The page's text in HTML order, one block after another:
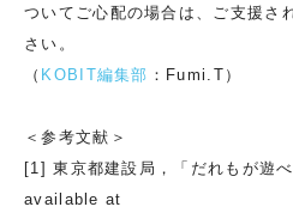
ついてご心配の場合は、ご支援さ
さい。
（ KOBIT編集部 ：Fumi.T）
＜参考文献＞
[1] 東京都建設局，「だれもが遊
available at